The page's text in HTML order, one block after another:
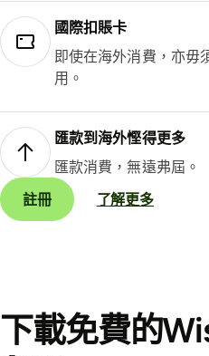
國際扣賬卡
即使在海外消費，亦毋
用。
匯款到海外慳得更多
匯款消費，無遠弗屆。
註冊
了解更多
下載免費的